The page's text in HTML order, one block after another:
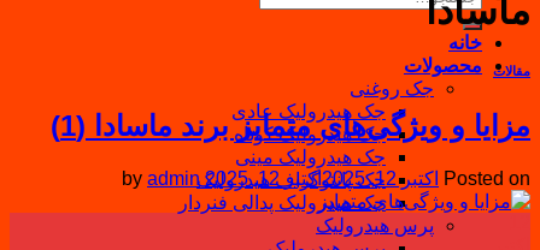
برای:
خانه
محصولات
جک روغنی
جک هیدرولیک عادی
جک هیدرولیک کوتاه
جک هیدرولیک مینی
جک پانتوگراف هیدرولیک
جک هیدرولیک پدالی فنردار
پرس هیدرولیک
ماسادا
مقالات
مزایا و ویژگی‌های متمایز برند ماسادا (1)
Posted on اکتبر 12, 2025 اکتبر 12, 2025 by admin